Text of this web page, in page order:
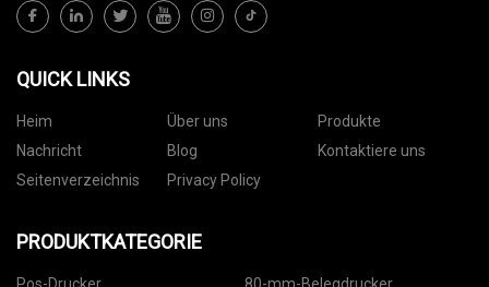
QUICK LINKS
Heim Über uns
Produkte
Nachricht
Blog
Kontaktiere uns
Seitenverzeichnis
Privacy Policy
PRODUKTKATEGORIE